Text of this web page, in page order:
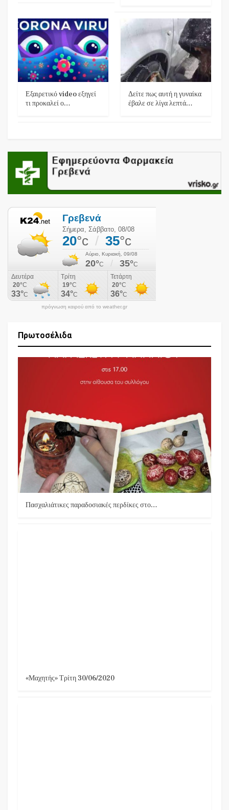
Εξαιρετικό video εξηγεί
τι προκαλεί ο…
Δείτε πως αυτή η γυναίκα
έβαλε σε λίγα λεπτά…
πρόγνωση καιρού από το weather.gr
Πρωτοσέλιδα
Πασχαλιάτικες παραδοσιακές περδίκες στο…
«Μαχητής» Τρίτη 30/06/2020